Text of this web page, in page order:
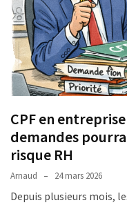
CPF en
demandes
risque RH
Arnaud 24 mars 2026
Depuis plusieurs mois,